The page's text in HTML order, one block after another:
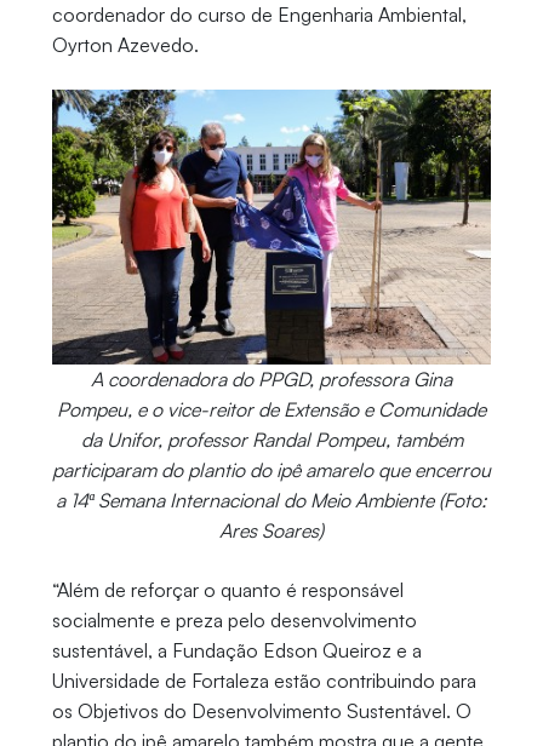
coordenador do curso de Engenharia Ambiental,
Oyrton Azevedo.
A coordenadora do PPGD, professora Gina
Pompeu, e o vice-reitor de Extensão e Comunidade
da Unifor, professor Randal Pompeu, também
participaram do plantio do ipê amarelo que encerrou
a 14ª Semana Internacional do Meio Ambiente (Foto:
Ares Soares)
“Além de reforçar o quanto é responsável
socialmente e preza pelo desenvolvimento
sustentável, a Fundação Edson Queiroz e a
Universidade de Fortaleza estão contribuindo para
os Objetivos do Desenvolvimento Sustentável. O
plantio do ipê amarelo também mostra que a gente